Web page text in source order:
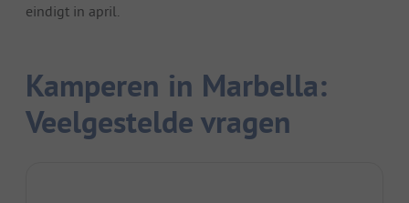
eindigt in april.
Kamperen in Marbella:
Veelgestelde vragen